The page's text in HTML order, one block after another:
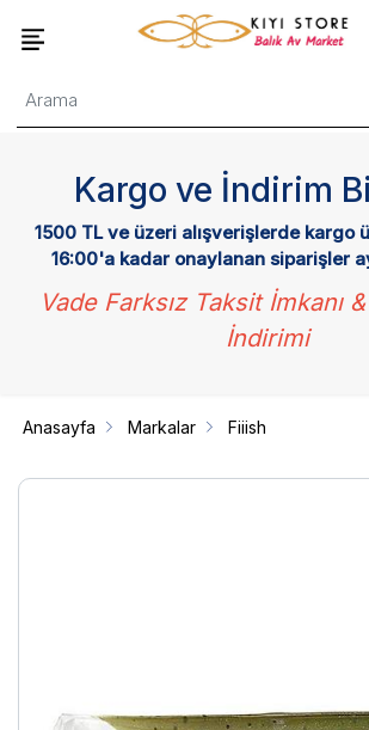
Kargo ve İndirim
1500 TL ve üzeri alışverişlerde kargo
16:00'a kadar onaylanan siparişler
Vade Farksız Taksit İmkanı
İndirimi
Anasayfa Markalar Fiiish